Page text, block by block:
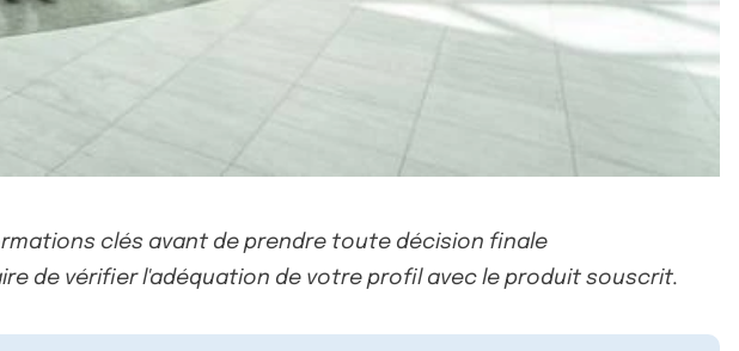
clés avant de prendre toute décision finale
de vérifier l'adéquation de votre profil avec le produit souscrit.